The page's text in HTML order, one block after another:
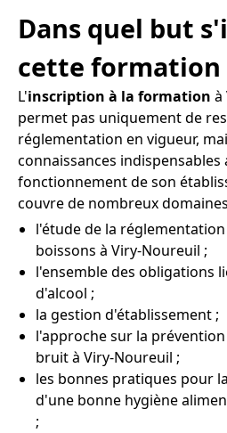
Dans quel but
cette formation
L'inscription à la formation à
permet pas uniquement de
réglementation en vigueur,
connaissances indispensables
fonctionnement de son
couvre de nombreux
l'étude de la
boissons à Viry-Noureuil ;
l'ensemble des obligations
d'alcool ;
la gestion d'établissement ;
l'approche sur la
bruit à Viry-Noureuil ;
les bonnes pratiques pour
d'une bonne hygiène
;